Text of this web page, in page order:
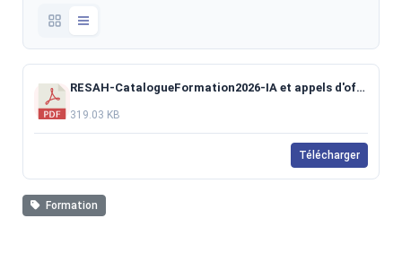
RESAH-CatalogueFormation2026-IA et appels d'offres.pdf
319.03 KB
Télécharger
Formation